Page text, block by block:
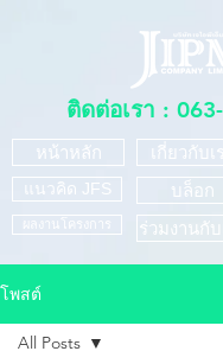
ติดต่อเรา :
หน้าหลัก
แนวคิด JFS
ผลงานโครงการ
เกี่ยวกับเ
บล็อก
ร่วมงานกับ
โพสต์
All Posts